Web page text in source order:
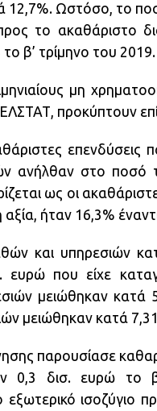
12,7%. Ωστόσο, το
το ακαθάριστο
β’ τρίμηνο του 2019.
μη
προκύπτουν
ανήλθαν στο
ως οι
ήταν 16,3%
και υπηρεσιών
ευρώ που είχε
μειώθηκαν
μειώθηκαν κατά
παρουσίασε
0,3 δισ. ευρώ το
ισοζύγιο